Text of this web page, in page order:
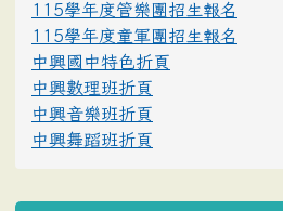
115學年度管樂團招生報名
115學年度童軍團招生報名
中興國中特色折頁
中興數理班折頁
中興音樂班折頁
中興舞蹈班折頁